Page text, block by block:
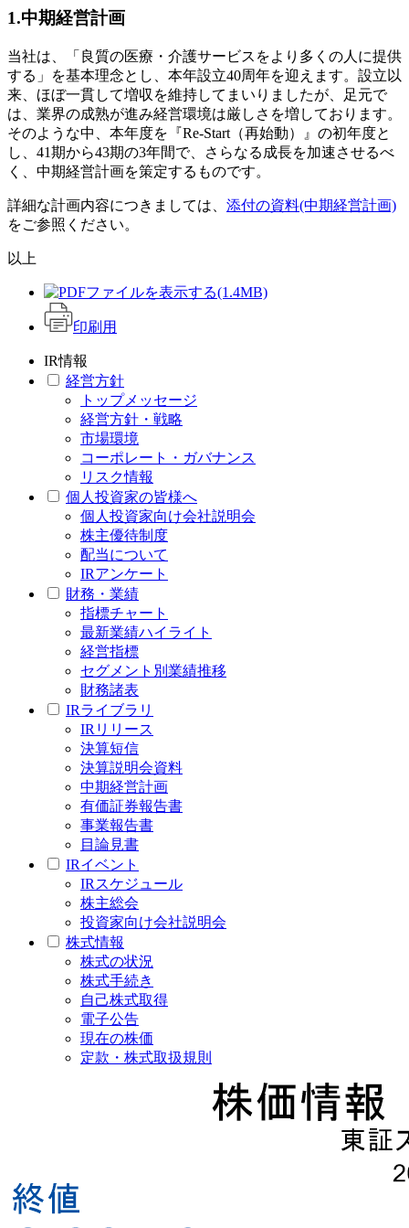
1.中期経営計画
当社は、「良質の医療・介護サービスをより多くの人に提供
する」を基本理念とし、本年設立40周年を迎えます。設立以
来、ほぼ一貫して増収を維持してまいりましたが、足元で
は、業界の成熟が進み経営環境は厳しさを増しております。
そのような中、本年度を『Re-Start（再始動）』の初年度と
し、41期から43期の3年間で、さらなる成長を加速させるべ
く、中期経営計画を策定するものです。
詳細な計画内容につきましては、 添付の資料(中期経営計画)
をご参照ください。
以上
(1.4MB)
印刷用
IR情報
経営方針
トップメッセージ
経営方針・戦略
市場環境
コーポレート・ガバナンス
リスク情報
個人投資家の皆様へ
個人投資家向け会社説明会
株主優待制度
配当について
IRアンケート
財務・業績
指標チャート
最新業績ハイライト
経営指標
セグメント別業績推移
財務諸表
IRライブラリ
IRリリース
決算短信
決算説明会資料
中期経営計画
有価証券報告書
事業報告書
目論見書
IRイベント
IRスケジュール
株主総会
投資家向け会社説明会
株式情報
株式の状況
株式手続き
自己株式取得
電子公告
現在の株価
定款・株式取扱規則